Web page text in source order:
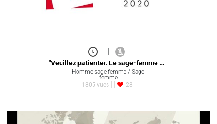
|
"Veuillez patienter. Le sage-femme …
Homme sage-femme / Sage-
femme
1805 vues
28